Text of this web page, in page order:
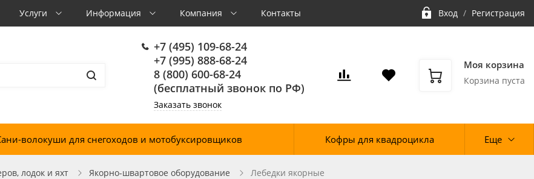
Услуги Информация Компания Контакты Вход / Регистрация
+7 (495) 109-68-24
+7 (995) 888-68-24
8 (800) 600-68-24
(бесплатный звонок по РФ)
Заказать звонок
Моя корзина
Корзина пуста
волокуши для снегоходов и мотобуксировщиков Кофры для квадроцикла Еще
лодок и яхт Якорно-швартовое оборудование Лебедки якорные